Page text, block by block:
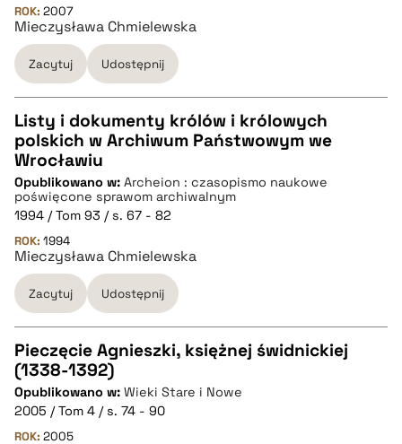
BIBTEX
pobierz cytat
ROK: 2007
Mieczysława Chmielewska
Zacytuj Udostępnij
CZYSTY TEKST
pobierz cytat
BIBTEX
pobierz cytat
Listy i dokumenty królów i królowych
polskich w Archiwum Państwowym we
Wrocławiu
Opublikowano w: Archeion : czasopismo naukowe
poświęcone sprawom archiwalnym
1994 / Tom 93 / s. 67 - 82
ROK: 1994
Mieczysława Chmielewska
Zacytuj Udostępnij
CZYSTY TEKST
pobierz cytat
Pieczęcie Agnieszki, księżnej świdnickiej
(1338-1392)
Opublikowano w: Wieki Stare i Nowe
2005 / Tom 4 / s. 74 - 90
ROK: 2005